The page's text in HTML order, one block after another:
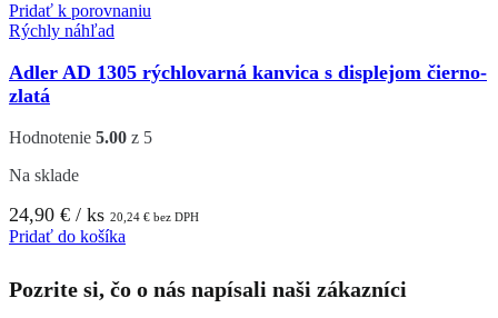
Pridať k porovnaniu
Rýchly náhľad
Adler AD 1305 rýchlovarná kanvica s displejom čierno-
zlatá
Hodnotenie 5.00 z 5
Na sklade
24,90 € / ks 20,24 € bez DPH
Pridať do košíka
Pozrite si, čo o nás napísali naši zákazníci